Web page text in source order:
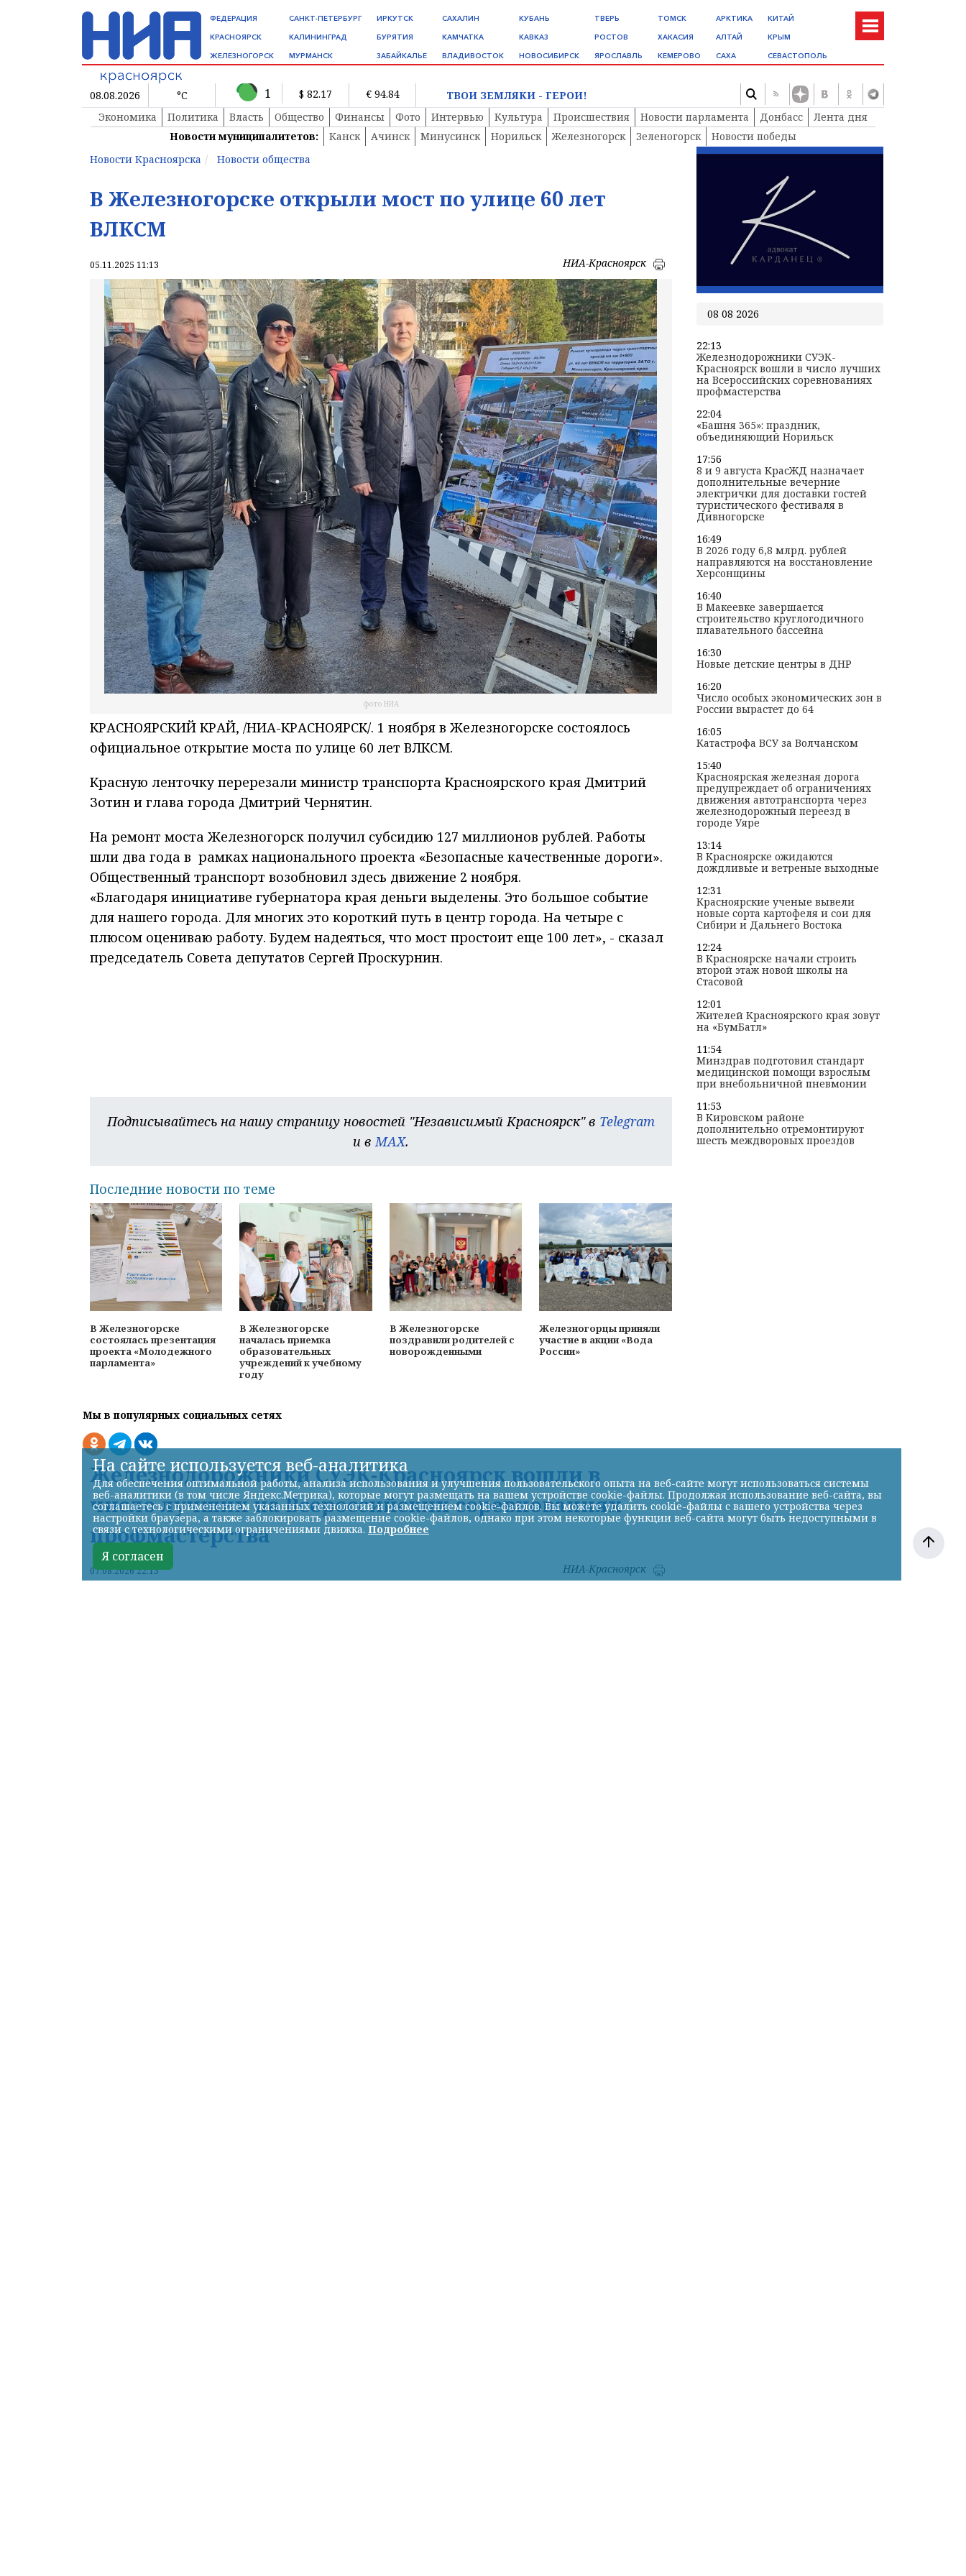
ФЕДЕРАЦИЯ
КРАСНОЯРСК
ЖЕЛЕЗНОГОРСК
САНКТ-ПЕТЕРБУРГ
КАЛИНИНГРАД
МУРМАНСК
ИРКУТСК
БУРЯТИЯ
ЗАБАЙКАЛЬЕ
САХАЛИН
КАМЧАТКА
ВЛАДИВОСТОК
КУБАНЬ
КАВКАЗ
НОВОСИБИРСК
ТВЕРЬ
РОСТОВ
ЯРОСЛАВЛЬ
ТОМСК
ХАКАСИЯ
КЕМЕРОВО
АРКТИКА
АЛТАЙ
САХА
КИТАЙ
КРЫМ
СЕВАСТОПОЛЬ
08.08.2026 °C 1 $ 82.17 € 94.84
ТВОИ ЗЕМЛЯКИ - ГЕРОИ!
Экономика
Политика Власть Общество Финансы Фото Интервью Культура Происшествия Новости парламента Донбасс
Лента дня
Новости муниципалитетов:
Канск Ачинск Минусинск Норильск Железногорск Зеленогорск
Новости победы
Новости Красноярска
Новости общества
В Железногорске открыли мост по улице 60 лет
ВЛКСМ
05.11.2025 11:13 НИА-Красноярск
фото НИА
КРАСНОЯРСКИЙ КРАЙ, /НИА-КРАСНОЯРСК/. 1 ноября в Железногорске состоялось
официальное открытие моста по улице 60 лет ВЛКСМ.
Красную ленточку перерезали министр транспорта Красноярского края Дмитрий
Зотин и глава города Дмитрий Чернятин.
На ремонт моста Железногорск получил субсидию 127 миллионов рублей. Работы
шли два года в рамках национального проекта «Безопасные качественные дороги».
Общественный транспорт возобновил здесь движение 2 ноября.
«Благодаря инициативе губернатора края деньги выделены. Это большое событие
для нашего города. Для многих это короткий путь в центр города. На четыре с
плюсом оцениваю работу. Будем надеяться, что мост простоит еще 100 лет», - сказал
председатель Совета депутатов Сергей Проскурнин.
Подписывайтесь на нашу страницу новостей "Независимый Красноярск" в Telegram
и вMAX.
Последние новости по теме
В Железногорске
состоялась презентация
проекта «Молодежного
парламента»
В Железногорске
началась приемка
образовательных
учреждений к учебному
году
В Железногорске
поздравили родителей с
новорожденными
Железногорцы приняли
участие в акции «Вода
России»
Мы в популярных социальных сетях
Железнодорожники СУЭК-Красноярск вошли в
число лучших на Всероссийских соревнованиях
профмастерства
07.08.2026 22:13 НИА-Красноярск
08 08 2026
22:13
Железнодорожники СУЭК-
Красноярск вошли в число лучших
на Всероссийских соревнованиях
профмастерства
22:04
«Башня 365»: праздник,
объединяющий Норильск
17:56
8 и 9 августа КрасЖД назначает
дополнительные вечерние
электрички для доставки гостей
туристического фестиваля в
Дивногорске
16:49
В 2026 году 6,8 млрд. рублей
направляются на восстановление
Херсонщины
16:40
В Макеевке завершается
строительство круглогодичного
плавательного бассейна
16:30
Новые детские центры в ДНР
16:20
Число особых экономических зон в
России вырастет до 64
16:05
Катастрофа ВСУ за Волчанском
15:40
Красноярская железная дорога
предупреждает об ограничениях
движения автотранспорта через
железнодорожный переезд в
городе Уяре
13:14
В Красноярске ожидаются
дождливые и ветреные выходные
12:31
Красноярские ученые вывели
новые сорта картофеля и сои для
Сибири и Дальнего Востока
12:24
В Красноярске начали строить
второй этаж новой школы на
Стасовой
12:01
Жителей Красноярского края зовут
на «БумБатл»
11:54
Минздрав подготовил стандарт
медицинской помощи взрослым
при внебольничной пневмонии
11:53
В Кировском районе
дополнительно отремонтируют
шесть междворовых проездов
На сайте используется веб-аналитика
Для обеспечения оптимальной работы, анализа использования и улучшения пользовательского опыта на веб-сайте могут использоваться системы
веб-аналитики (в том числе Яндекс.Метрика), которые могут размещать на вашем устройстве cookie-файлы. Продолжая использование веб-сайта, вы
соглашаетесь с применением указанных технологий и размещением cookie-файлов. Вы можете удалить cookie-файлы с вашего устройства через
настройки браузера, а также заблокировать размещение cookie-файлов, однако при этом некоторые функции веб-сайта могут быть недоступными в
связи с технологическими ограничениями движка. Подробнее
Я согласен